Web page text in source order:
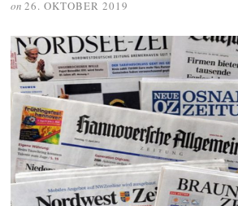
on 26. OKTOBER 2019